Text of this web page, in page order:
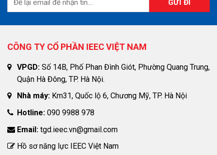
CÔNG TY CỔ PHẦN IEEC VIỆT NAM
VPGD: Số 14B, Phố Phan Đình Giót, Phường Quang Trung,
Quận Hà Đông, TP. Hà Nội.
Nhà máy: Km31, Quốc lộ 6, Chương Mỹ, TP. Hà Nội
Hotline: 090 9988 978
Email: tgd.ieec.vn@gmail.com
Hồ sơ năng lực IEEC Việt Nam